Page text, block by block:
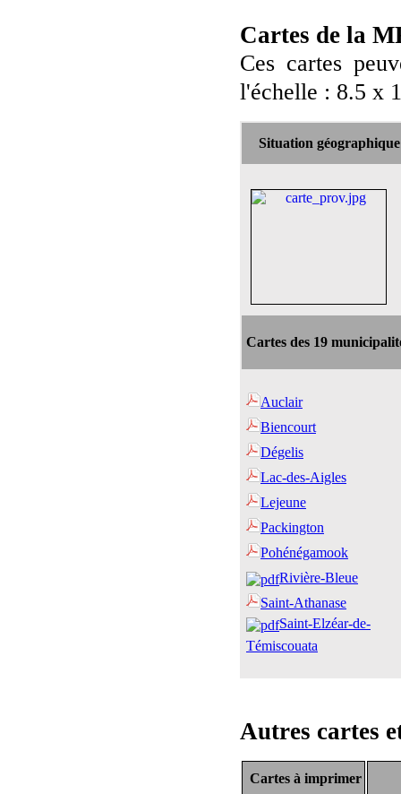
Cartes de la
Ces cartes
l'échelle : 8.5 x
Situation
Cartes des 19
Auclair
Biencourt
Dégelis
Lac-des-Aigles
Lejeune
Packington
Pohénégamook
Rivière-Bleue
Saint-Athanase
Saint-Elzéar-de-
Témiscouata
Autres cartes
Cartes à imprimer